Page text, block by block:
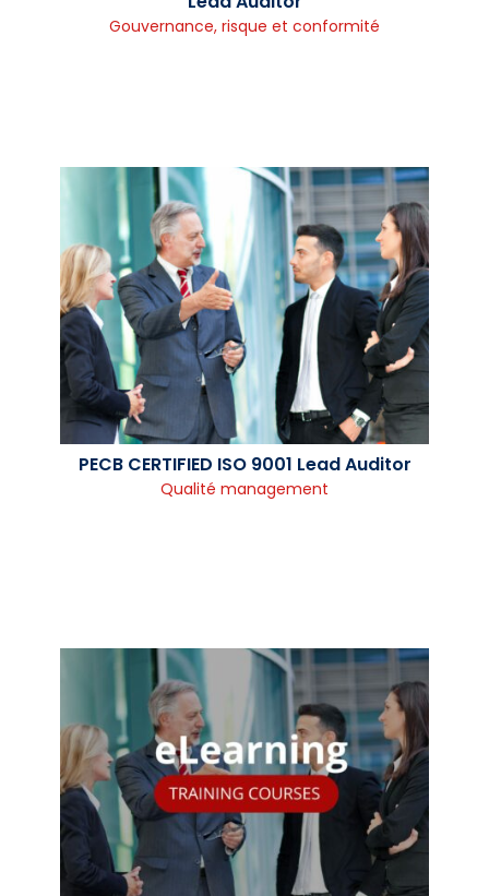
Gouvernance, risque et conformité
PECB CERTIFIED ISO 9001 Lead Auditor
Qualité management